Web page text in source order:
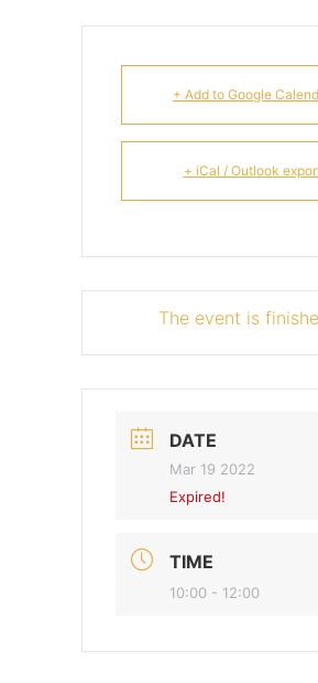
+ Add to Google
+ iCal / Outlook
The event is
DATE
Mar 19 2022
Expired!
TIME
10:00 - 12:00